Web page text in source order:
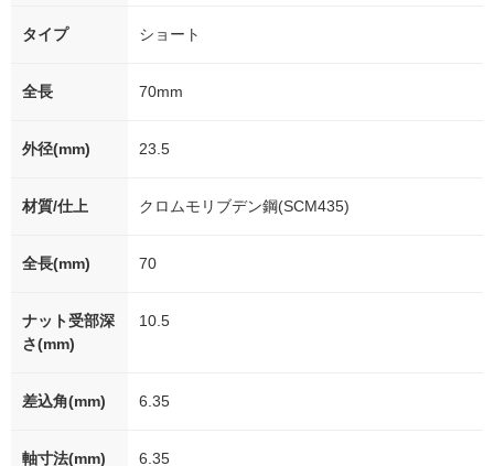
タイプ ショート
全長 70mm
外径(mm) 23.5
材質/仕上 クロムモリブデン鋼(SCM435)
全長(mm) 70
ナット受部深
さ(mm)
10.5
差込角(mm) 6.35
軸寸法(mm) 6.35